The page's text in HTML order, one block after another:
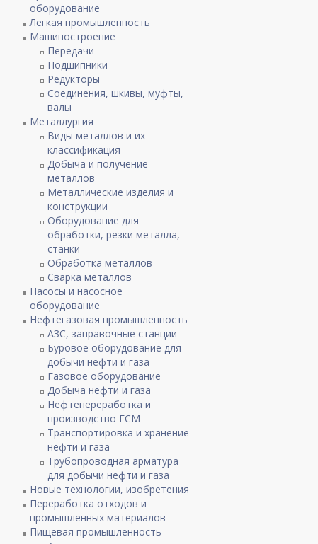
оборудование
Легкая промышленность
Машиностроение
Передачи
Подшипники
Редукторы
Соединения, шкивы, муфты,
валы
Металлургия
Виды металлов и их
классификация
Добыча и получение
металлов
Металлические изделия и
конструкции
Оборудование для
обработки, резки металла,
станки
Обработка металлов
Сварка металлов
Насосы и насосное
оборудование
Нефтегазовая промышленность
АЗС, заправочные станции
Буровое оборудование для
добычи нефти и газа
Газовое оборудование
Добыча нефти и газа
Нефтепереработка и
производство ГСМ
Транспортировка и хранение
нефти и газа
Трубопроводная арматура
для добычи нефти и газа
Новые технологии, изобретения
Переработка отходов и
промышленных материалов
Пищевая промышленность